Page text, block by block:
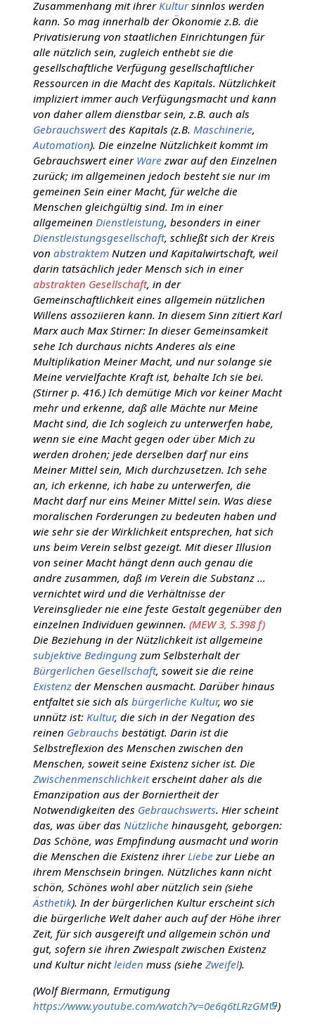
Zusammenhang mit ihrerKultursinnlos werden
kann. So mag innerhalb der Ökonomie z.B. die
Privatisierung von staatlichen Einrichtungen für
alle nützlich sein, zugleich enthebt sie die
gesellschaftliche Verfügung gesellschaftlicher
Ressourcen in die Macht des Kapitals. Nützlichkeit
impliziert immer auch Verfügungsmacht und kann
von daher allem dienstbar sein, z.B. auch als
Gebrauchswertdes Kapitals (z.B. Maschinerie,
Automation). Die einzelne Nützlichkeit kommt im
Gebrauchswert einer Ware zwar auf den Einzelnen
zurück; im allgemeinen jedoch besteht sie nur im
gemeinen Sein einer Macht, für welche die
Menschen gleichgültig sind. Im in einer
allgemeinen Dienstleistung, besonders in einer
Dienstleistungsgesellschaft, schließt sich der Kreis
von abstraktemNutzen und Kapitalwirtschaft, weil
darin tatsächlich jeder Mensch sich in einer
abstrakten Gesellschaft, in der
Gemeinschaftlichkeit eines allgemein nützlichen
Willens assoziieren kann. In diesem Sinn zitiert Karl
Marx auch Max Stirner: In dieser Gemeinsamkeit
sehe Ich durchaus nichts Anderes als eine
Multiplikation Meiner Macht, und nur solange sie
Meine vervielfachte Kraft ist, behalte Ich sie bei.
(Stirner p. 416.) Ich demütige Mich vor keiner Macht
mehr und erkenne, daß alle Mächte nur Meine
Macht sind, die Ich sogleich zu unterwerfen habe,
wenn sie eine Macht gegen oder über Mich zu
werden drohen; jede derselben darf nur eins
Meiner Mittel sein, Mich durchzusetzen. Ich sehe
an, ich erkenne, ich habe zu unterwerfen, die
Macht darf nur eins Meiner Mittel sein. Was diese
moralischen Forderungen zu bedeuten haben und
wie sehr sie der Wirklichkeit entsprechen, hat sich
uns beim Verein selbst gezeigt. Mit dieser Illusion
von seiner Macht hängt denn auch genau die
andre zusammen, daß im Verein die Substanz ...
vernichtet wird und die Verhältnisse der
Vereinsglieder nie eine feste Gestalt gegenüber den
einzelnen Individuen gewinnen. (MEW 3, S.398 f)
Die Beziehung in der Nützlichkeit ist allgemeine
subjektive Bedingungzum Selbsterhalt der
Bürgerlichen Gesellschaft, soweit sie die reine
Existenzder Menschen ausmacht. Darüber hinaus
entfaltet sie sich als bürgerliche Kultur, wo sie
unnütz ist: Kultur, die sich in der Negation des
reinen Gebrauchs bestätigt. Darin ist die
Selbstreflexion des Menschen zwischen den
Menschen, soweit seine Existenz sicher ist. Die
Zwischenmenschlichkeiterscheint daher als die
Emanzipation aus der Borniertheit der
Notwendigkeiten des Gebrauchswerts. Hier scheint
das, was über das Nützliche hinausgeht, geborgen:
Das Schöne, was Empfindung ausmacht und worin
die Menschen die Existenz ihrerLiebe zur Liebe an
ihrem Menschsein bringen. Nützliches kann nicht
schön, Schönes wohl aber nützlich sein (siehe
Ästhetik). In der bürgerlichen Kultur erscheint sich
die bürgerliche Welt daher auch auf der Höhe ihrer
Zeit, für sich ausgereift und allgemein schön und
gut, sofern sie ihren Zwiespalt zwischen Existenz
und Kultur nichtleiden muss (siehe Zweifel).
(Wolf Biermann, Ermutigung
https://www.youtube.com/watch?v=0e6q6tLRzGM
)